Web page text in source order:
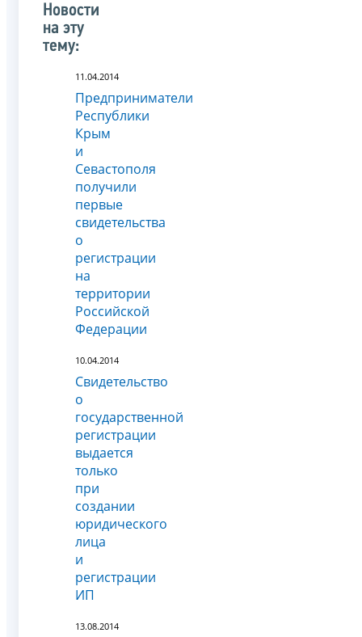
Новости
на эту
тему:
11.04.2014
Предприниматели
Республики
Крым
и
Севастополя
получили
первые
свидетельства
о
регистрации
на
территории
Российской
Федерации
10.04.2014
Свидетельство
о
государственной
регистрации
выдается
только
при
создании
юридического
лица
и
регистрации
ИП
13.08.2014